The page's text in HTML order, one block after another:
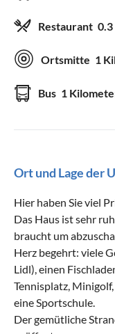
Restaurant
Ortsmitte 1
Bus 1
Ort und Lage der
Hier haben Sie viel
Das Haus ist sehr
braucht um
Herz begehrt: viele
Lidl), einen
Tennisplatz,
eine Sportschule.
Der gemütliche